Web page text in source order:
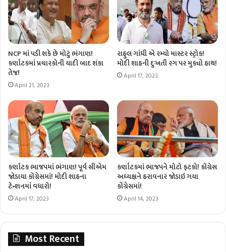
NCP માં પડી શકે છે મોટું ભંગાણ!
કર્ણાટકમાં પ્રચારકોની યાદી બાદ શંકા
તેજ!
April 21, 2023
રાહુલ ગાંધી એ રમ્યો માસ્ટર સ્ટ્રોક!
મોદી શાહની દુઃખતી રગ પર મુક્યો હાથ!
April 17, 2023
કર્ણાટક ભાજપમાં ભંગાણ! પૂર્વ સીએમ
જોડાયા કોંગ્રેસમાં! મોદી શાહના
ટેન્શનમાં વધારો!
April 17, 2023
કર્ણાટકમાં ભાજપને મોટો ફટકો! કોંગ્રેસ
અધ્યક્ષને હરાવનાર જોડાઇ ગયા
કોંગ્રેસમાં!
April 14, 2023
Most Recent